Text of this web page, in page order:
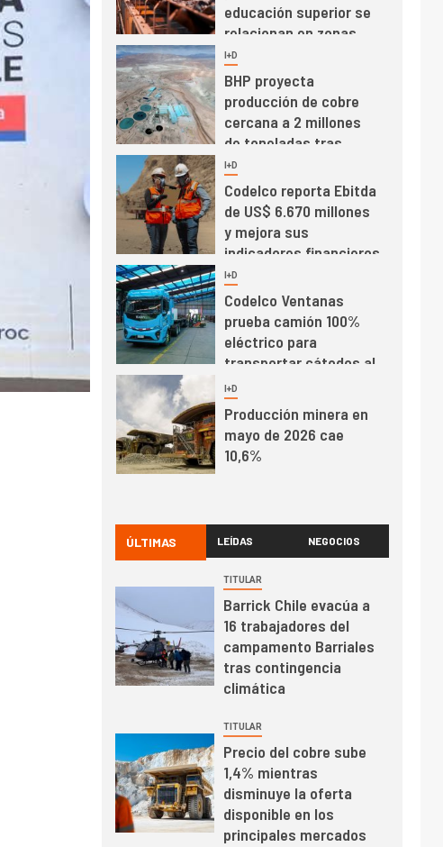
precio del cobre y
relacionan en zonas
mineras
6 I+D
BHP proyecta
producción de cobre
de toneladas tras
récord en Escondida
7 I+D
Codelco reporta Ebitda
de US$ 6.670 millones
indicadores financieros
1 I+D
Codelco Ventanas
prueba camión 100%
transportar cátodos al
Puerto de San Antonio
2 I+D
Producción minera en
mayo de 2026 cae
3
PIB minero impacta el
crecimiento regional:
Banco Central reporta
resultados dispares en
el primer trimestre
4
Informe bimensual de
Cochilco: precio del
máximos por escasez
de concentrados
I+D
Estudio revela cómo el
precio del cobre y
educación superior se
relacionan en zonas
ÚLTIMAS LEÍDAS NEGOCIOS
TITULAR
Barrick Chile evacúa a
16 trabajadores del
campamento Barriales
tras contingencia
climática
TITULAR
Precio del cobre sube
1,4% mientras
disminuye la oferta
disponible en los
principales mercados